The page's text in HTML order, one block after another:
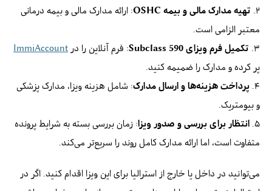
۲. تهیه مدارک مالی و بیمه OSHC
: ارائه مدارک مالی و بیمه درمانی
معتبر الزامی است.
۳. تکمیل فرم ویزای Subclass 590 : فرم آنلاین را در ImmiAccount
پر کرده و مدارک را ضمیمه کنید.
۴. پرداخت هزینه‌ها و ارسال مدارک: شامل هزینه ویزا، مدارک پزشکی
و بیومتریک.
۵. انتظار برای بررسی و صدور ویزا: زمان بررسی بسته به شرایط پرونده
متفاوت است، اما ارائه مدارک کامل روند را سریع‌تر می‌کند.
می‌توانید در داخل یا خارج از استرالیا برای این ویزا اقدام کنید. اگر در